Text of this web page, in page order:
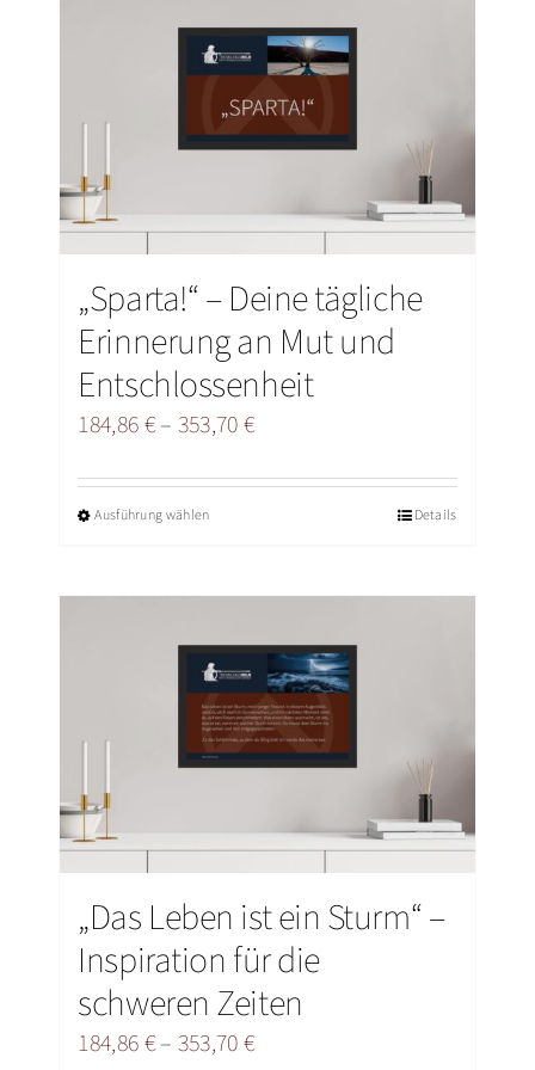
„Sparta!“ – Deine tägliche
Erinnerung an Mut und
Entschlossenheit
184,86€– 353,70€Preisspanne:
bis
Ausführung wählenDieses
weist
Varianten
auf.
Die
Optionen
auf
der
Produktseite
gewählt
werden
Details
„Das Leben ist ein Sturm“ –
Inspiration für die
schweren Zeiten
184,86€– 353,70€Preisspanne: